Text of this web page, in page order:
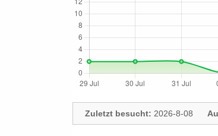
Zuletzt besucht: 2026-8-08